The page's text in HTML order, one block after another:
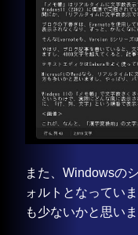
また、Windowsの
ォルトとなってい
も少ないかと思いま